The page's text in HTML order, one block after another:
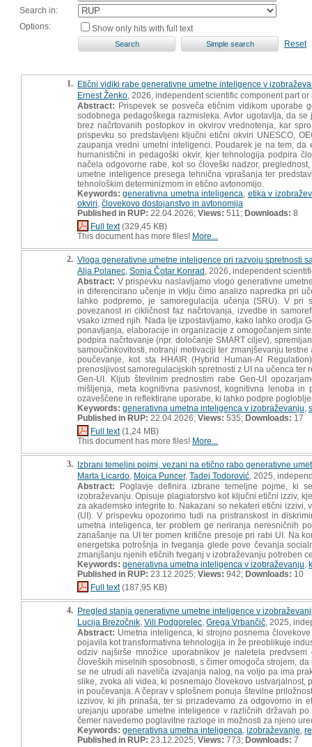
Search in:
Options:
Show only hits with full text
Reset
1. Etični vidiki rabe generativne umetne inteligence v
Ernest Ženko , 2026, independent scientific component part
Abstract: Prispevek se posveča etičnim vidikom uporabe
sodobnega pedagoškega razmisleka. Avtor ugotavlja, da
brez načrtovanih postopkov in okvirov vrednotenja, kar
prispevku so predstavljeni ključni etični okviri UNESCO,
zaupanja vredni umetni inteligenci. Poudarek je na tem,
humanistični in pedagoški okvir, kjer tehnologija podpira
načela odgovorne rabe, kot so človeški nadzor,
umetne inteligence presega tehnična vprašanja ter
tehnološkim determinizmom in etično avtonomijo.
Keywords: generativna umetna inteligenca etika v
okviri človekovo dostojanstvo in avtonomija
Published in RUP: 22.04.2026; Views: 511; Downloads: 8
Full text(329,45 KB)
This document has more files! More...
2. Vloga generativne umetne inteligence pri razvoju spretnosti
Alja Polanec Sonja Čotar Konrad , 2026, independent
Abstract: V prispevku naslavljamo vlogo generativne
in diferencirano učenje in vklju čimo analizo napredka pri
lahko podpremo, je samoregulacija učenja (SRU). V pri
povezanost in cikličnost faz načrtovanja, izvedbe in
vsako izmed njih. Nada lje izpostavljamo, kako lahko orodja
ponavljanja, elaboracije in organizacije z omogočanjem
podpira načrtovanje (npr. določanje SMART ciljev),
samoučinkovitosti, notranji motivaciji ter zmanjševanju
poučevanje, kot sta HHAIR (Hybrid Human-AI
prenosljivost samoregulacijskih spretnosti z UI na učenca
Gen-UI. Kljub številnim prednostim rabe Gen-UI
mišljenja, meta kognitivna pasivnost, kognitivna lenoba
ozaveščene in reflektirane uporabe, ki lahko podpre
Keywords: generativna umetna inteligenca v izobraževanju
Published in RUP: 22.04.2026; Views: 535; Downloads: 17
Full text(1,24 MB)
This document has more files! More...
3. Izbrani temeljni pojmi, vezani na etično rabo generativne
Marta Licardo Mojca Puncer, Tadej Todorović , 2025,
Abstract: Poglavje definira izbrane temeljne pojme, ki
izobraževanju. Opisuje plagiatorstvo kot ključni etični izziv,
za akademsko integrite to. Nakazani so nekateri etični
(UI). V prispevku opozorimo tudi na pristranskost in
umetna inteligenca, ter problem ge neriranja neresničnih
zanašanje na UI ter pomen kritične presoje pri rabi UI. Na
energetska potrošnja in tveganja glede pove čevanja
zmanjšanju njenih etičnih tveganj v izobraževanju potreben
Keywords: generativna umetna inteligenca v izobraževanju
Published in RUP: 23.12.2025; Views: 942; Downloads: 10
Full text(187,95 KB)
4. Pregled stanja generativne umetne inteligence v
Lucija Brezočnik Vili Podgorelec Grega Vrbančič , 2025,
Abstract: Umetna inteligenca, ki strojno posnema
pojavila kot transformativna tehnologija in že preoblikuje
odziv najširše množice uporabnikov je naletela
človeških miselnih sposobnosti, s čimer omogoča strojem,
se ne utrudi ali naveliča izvajanja nalog, na voljo pa ima
slike, zvoka ali videa, ki posnemajo človekovo
in poučevanja. A čeprav v splošnem ponuja številne
izzivov, ki jih prinaša, ter si prizadevamo za odgovorno in
urejanju uporabe umetne inteligence v različnih državah
čemer navedemo poglavitne razloge in možnosti za njeno
Keywords: generativna umetna inteligenca izobraževanje
Published in RUP: 23.12.2025; Views: 773; Downloads: 7